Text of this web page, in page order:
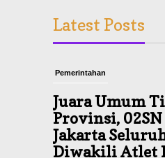
Latest Posts
Pemerintahan
Juara Umum
Provinsi,
Jakarta
Diwakili Atlet